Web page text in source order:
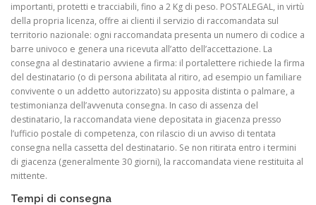
importanti, protetti e tracciabili, fino a 2 Kg di peso. POSTALEGAL, in virtù
della propria licenza, offre ai clienti il servizio di raccomandata sul
territorio nazionale: ogni raccomandata presenta un numero di codice a
barre univoco e genera una ricevuta all’atto dell’accettazione. La
consegna al destinatario avviene a firma: il portalettere richiede la firma
del destinatario (o di persona abilitata al ritiro, ad esempio un familiare
convivente o un addetto autorizzato) su apposita distinta o palmare, a
testimonianza dell’avvenuta consegna. In caso di assenza del
destinatario, la raccomandata viene depositata in giacenza presso
l’ufficio postale di competenza, con rilascio di un avviso di tentata
consegna nella cassetta del destinatario. Se non ritirata entro i termini
di giacenza (generalmente 30 giorni), la raccomandata viene restituita al
mittente.
Tempi di consegna